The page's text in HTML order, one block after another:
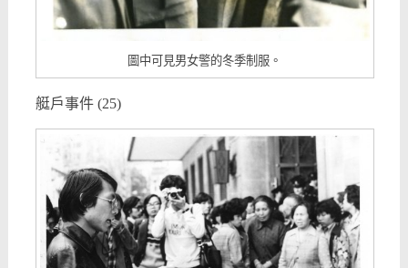
圖中可見男女警的冬季制服。
艇戶事件 (25)